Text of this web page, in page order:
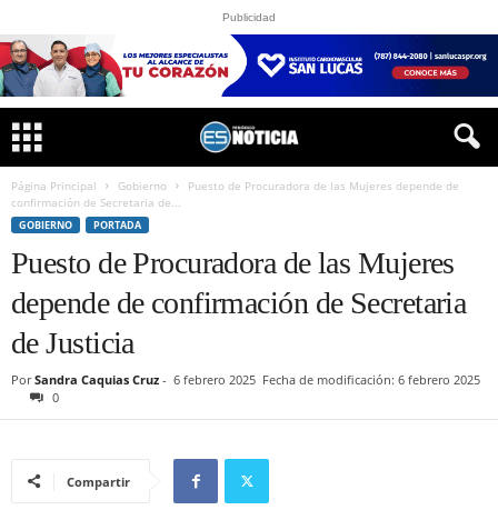
Publicidad
Página Principal Gobierno
Puesto de Procuradora de las Mujeres depende de
confirmación de Secretaria de...
GOBIERNO PORTADA
Puesto de Procuradora de las Mujeres
depende de confirmación de Secretaria
de Justicia
Por Sandra Caquias Cruz - 6 febrero 2025 Fecha de modificación: 6 febrero 2025
0
Compartir